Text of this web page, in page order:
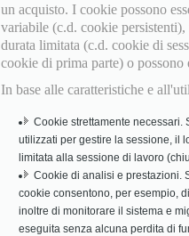
un acquisto. I cookie possono
variabile (c.d. cookie
durata limitata (c.d. cookie di
cookie di prima parte) o
In base alle caratteristiche e
Cookie strettamente necessari.
utilizzati per gestire la sessione, il
limitata alla sessione di lavoro
Cookie di analisi e prestazioni.
cookie consentono, per esempio,
inoltre di monitorare il sistema e
eseguita senza alcuna perdita di